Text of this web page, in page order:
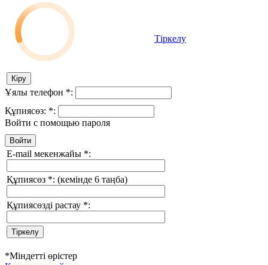
Тіркелу
Ұялы телефон *:
Құпиясөз: *:
Войти с помощью пароля
E-mail мекенжайы *:
Құпиясөз *: (кемінде 6 таңба)
Құпиясөзді растау *:
*Міндетті өрістер